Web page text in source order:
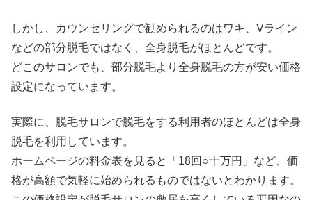
しかし、カウンセリングで勧められるのはワキ、Vライン
などの部分脱毛ではなく、全身脱毛がほとんどです。
どこのサロンでも、部分脱毛より全身脱毛の方が安い価格
設定になっています。
実際に、脱毛サロンで脱毛をする利用者のほとんどは全身
脱毛を利用しています。
ホームページの料金表を見ると「18回○十万円」など、価
格が高額で気軽に始められるものではないとわかります。